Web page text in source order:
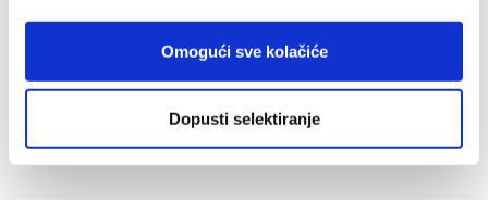
Omogući sve kolačiće
Dopusti selektiranje